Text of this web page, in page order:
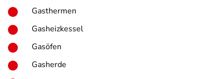
Gasthermen
Gasheizkessel
Gasöfen
Gasherde